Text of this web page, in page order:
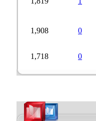
1,908
1,718